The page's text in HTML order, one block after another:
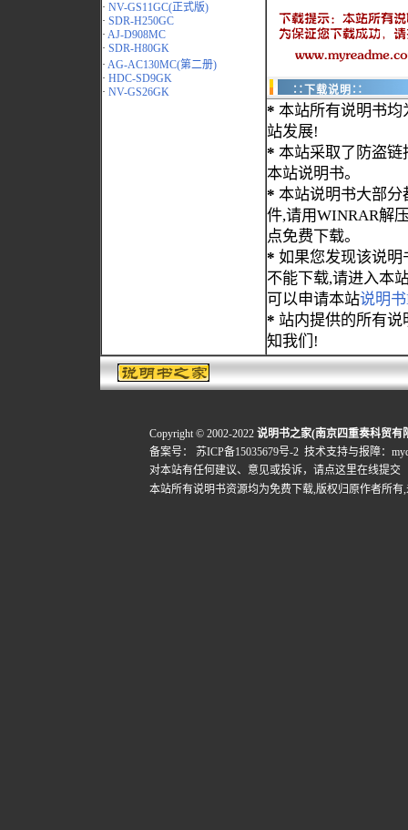
· NV-GS11GC(正式版)
· SDR-H250GC
· AJ-D908MC
· SDR-H80GK
· AG-AC130MC(第二册)
· HDC-SD9GK
· NV-GS26GK ∷下载说明∷
* 本站所有说明书均
站发展!
* 本站采取了防盗链
本站说明书。
* 本站说明书大部分
件,请用WINRAR解
点免费下载。
* 如果您发现该说明
不能下载,请进入本
可以申请本站说明
* 站内提供的所有
知我们!
Copyright © 2002-2022 说明书之家(南京四重奏科贸有
备案号：
苏ICP备15035679号-2 技术支持与报障：
对本站有任何建议、意见或投诉， 请点这里在线提交
本站所有说明书资源均为免费下载,版权归原作者所